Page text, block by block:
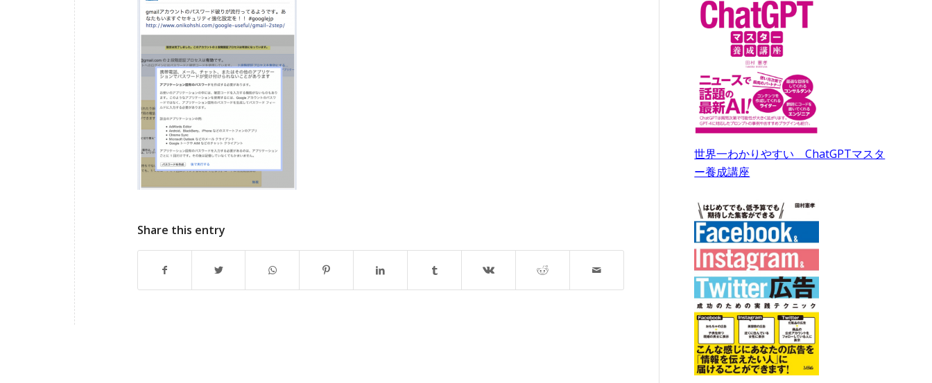
Share this entry
世界一わかりやすい ChatGPTマスタ
ー養成講座